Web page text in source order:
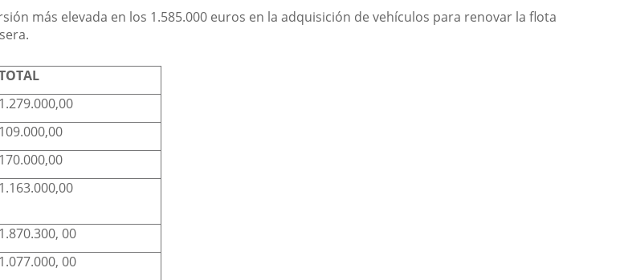
más elevada en los 1.585.000 euros en la adquisición de vehículos para renovar la flota
1.279.000,00
109.000,00
170.000,00
1.163.000,00
1.870.300, 00
1.077.000, 00